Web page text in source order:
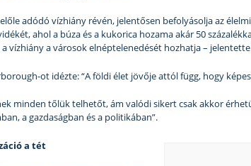
adódó vízhiány révén, jelentősen befolyásolja az
ahol a búza és a kukorica hozama akár 50
vízhiány a városok elnéptelenedését hozhatja –
ot idézte: “A földi élet jövője attól függ, hogy
minden tőlük telhetőt, ám valódi sikert csak akkor
a gazdaságban és a politikában”.
a tét